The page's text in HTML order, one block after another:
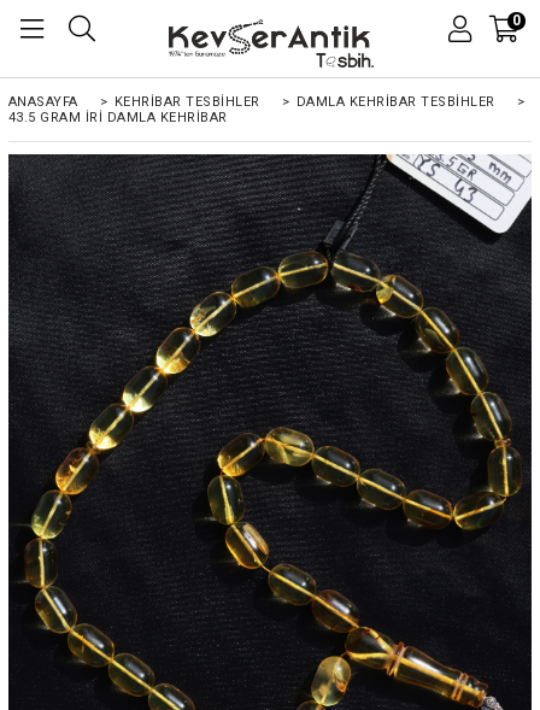
0
ANASAYFA > KEHRIBAR TESBIHLER > DAMLA KEHRİBAR TESBİHLER
>
43.5 GRAM İRI DAMLA KEHRIBAR